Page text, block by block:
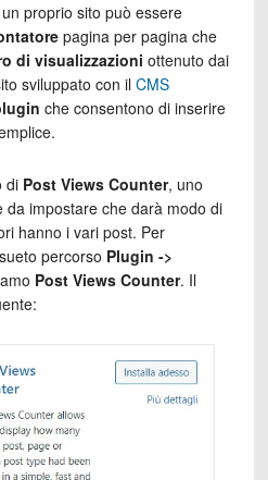
proprio sito può essere
pagina per pagina che
di visualizzazioni ottenuto dai
sviluppato con il CMS
che consentono di inserire
di Post Views Counter, uno
impostare che darà modo di
hanno i vari post. Per
percorso Plugin ->
Post Views Counter. Il